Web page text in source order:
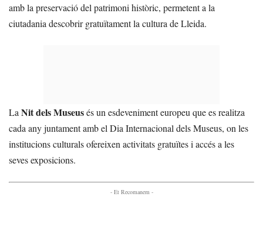
amb la preservació del patrimoni històric, permetent a la
ciutadania descobrir gratuïtament la cultura de Lleida.
La Nit dels Museusés un esdeveniment europeu que es realitza
cada any juntament amb el Dia Internacional dels Museus, on les
institucions culturals ofereixen activitats gratuïtes i accés a les
seves exposicions.
- Et Recomanem -